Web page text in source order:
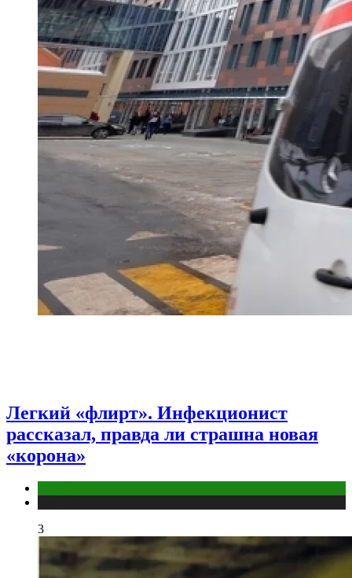
Легкий «флирт». Инфекционист
рассказал, правда ли страшна новая
«корона»
3